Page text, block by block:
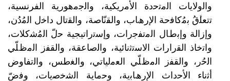
اﻟﻣﺗﺣدة اﻷﻣريكية، واﻟﺟﻣهورية الفرنسية،
ﺑﻣُﻛﺎﻓﺣﺔ اﻹرھﺎب، واﻟﻘﻧّﺎﺻﺔ، واﻟﻘﺗﺎل داﺧل اﻟﻣُدُن،
وإﺑطﺎل اﻟﻣﺗﻔﺟرات، وإﺳﺗراتيجية ﺣلّ اﻟﻣُﺷﻛﻼت،
اﻟﻘرارات اﻻﺳﺗﺛﻧﺎئية، واﻟﺻﺎﻋﻘﺔ، واﻟﻘﻔز اﻟﻣظﻠّﻲ
واﻟﻘﻔز اﻟﻣظﻠّﻲ اﻟﻌﻣلياتي، واﻟﻐطس، واﻟﺗﻔﺎوض
اﻷﺣداث اﻹرھﺎﺑية، وﺣﻣﺎية اﻟﺷﺧﺻيات، وﻓضّ